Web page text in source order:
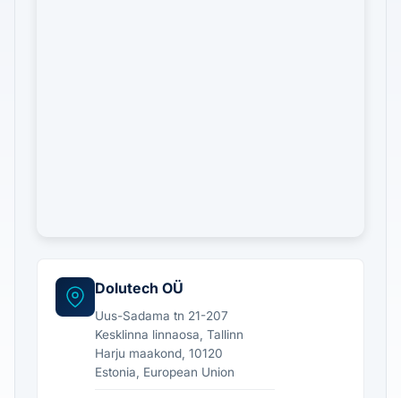
Dolutech OÜ
Uus-Sadama tn 21-207
Kesklinna linnaosa, Tallinn
Harju maakond, 10120
Estonia, European Union